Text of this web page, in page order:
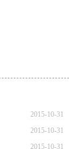
2015-10-31
2015-10-31
2015-10-31